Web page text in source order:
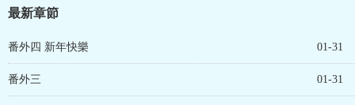
最新章節
番外四 新年快樂 01-31
番外三 01-31